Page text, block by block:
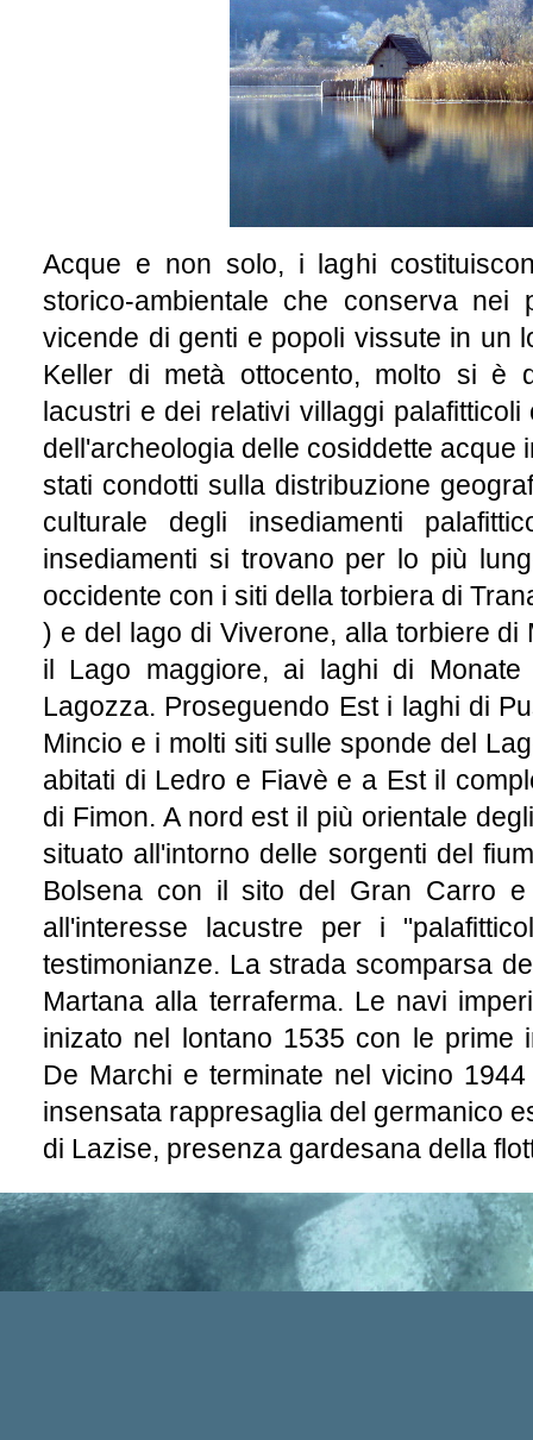
Acque e non solo, i laghi
storico-ambientale che conserva
vicende di genti e popoli vissute in un
Keller di metà ottocento, molto si è
lacustri e dei relativi villaggi
dell'archeologia delle cosiddette acque
stati condotti sulla distribuzione
culturale degli insediamenti
insediamenti si trovano per lo più
occidente con i siti della torbiera di
) e del lago di Viverone, alla torbiere
il Lago maggiore, ai laghi di
Lagozza. Proseguendo Est i laghi di
Mincio e i molti siti sulle sponde del
abitati di Ledro e Fiavè e a Est il
di Fimon. A nord est il più orientale
situato all'intorno delle sorgenti del
Bolsena con il sito del Gran Carro
all'interesse lacustre per i
testimonianze. La strada scomparsa
Martana alla terraferma. Le navi
inizato nel lontano 1535 con le prime
De Marchi e terminate nel vicino
insensata rappresaglia del germanico
di Lazise, presenza gardesana della